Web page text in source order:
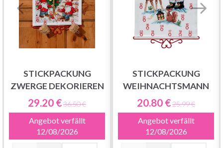
STICKPACKUNG
ZWERGE DEKORIEREN
29.20 €36.50 €
Angebot verfällt
12/08/2026
STICKPACKUNG
WEIHNACHTSMANN
20.80 €25.99 €
Angebot verfällt
12/08/2026